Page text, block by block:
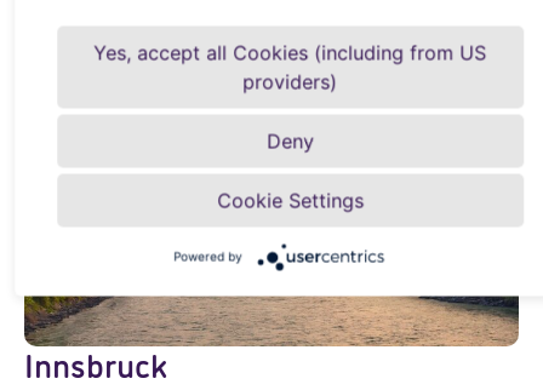
Innsbruck
Yes, accept all Cookies (including from US
providers)
Deny
Cookie Settings
Powered by